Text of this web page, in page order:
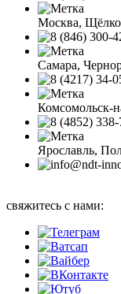
Москва,
Самара,
Комсомольск-
Ярославль,
свяжитесь с нами: